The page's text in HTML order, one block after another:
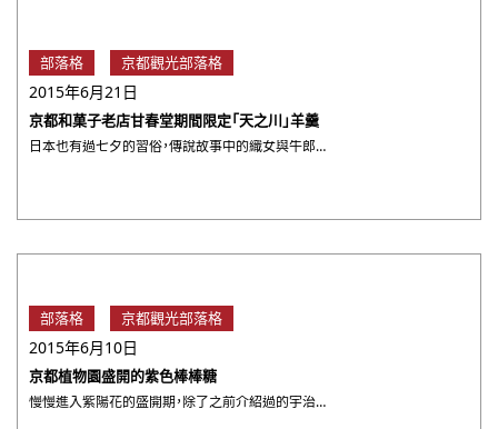
部落格 京都觀光部落格
2015年6月21日
京都和菓子老店甘春堂期間限定「天之川」羊羹
日本也有過七夕的習俗，傳說故事中的織女與牛郎也會在銀河相會，雖然在日本的七夕是國曆的七月七號，但同樣有許多浪漫 ・・・
部落格 京都觀光部落格
2015年6月10日
京都植物園盛開的紫色棒棒糖
慢慢進入紫陽花的盛開期，除了之前介紹過的宇治三室戶寺之外，在京都市區內，其實也可以前往京都植物園看看哦！雖然沒 ・・・